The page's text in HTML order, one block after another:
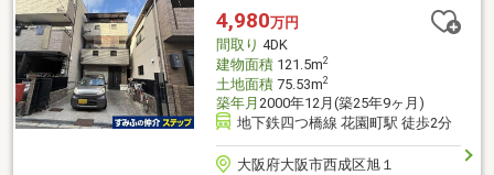
駅徒歩3分・阪堺電気軌道阪堺線「今船」駅徒歩6分・大阪メトロ
堺筋線/御堂筋線「動物園前」駅徒歩9分・JR線/南海線「新今宮」
駅徒歩10分
4,980万円
間取り 4DK
建物面積121.5m2
土地面積75.53m2
築年月 2000年12月(築25年9ヶ月)
地下鉄四つ橋線 花園町駅 徒歩2分
大阪府大阪市西成区旭１